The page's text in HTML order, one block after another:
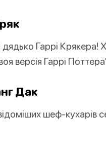
Гаррі Крякера!
версія Гаррі
Дак
шеф-кухарів